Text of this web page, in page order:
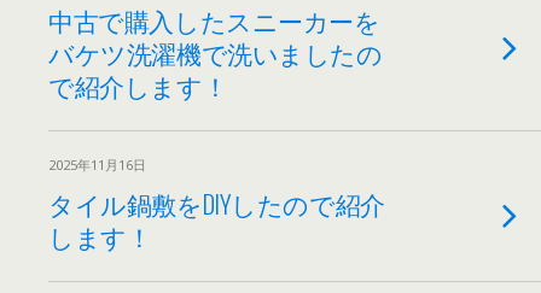
中古で購入したスニーカーを
バケツ洗濯機で洗いましたの
で紹介します！
2025年11月16日
タイル鍋敷をDIYしたので紹介
します！